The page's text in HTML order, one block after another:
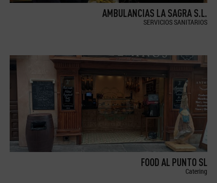
AMBULANCIAS LA SAGRA S.L.
SERVICIOS SANITARIOS
FOOD AL PUNTO SL
Catering